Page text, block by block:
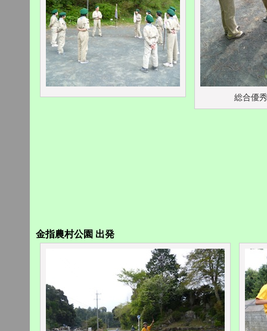
総合優
金指農村公園 出発